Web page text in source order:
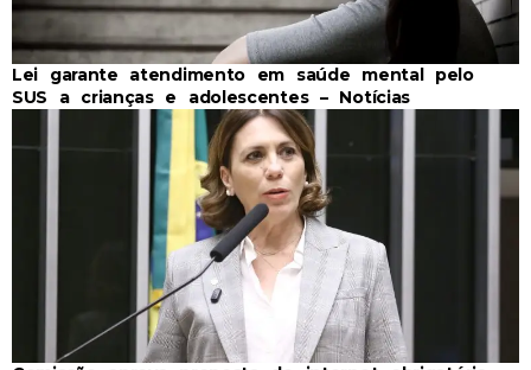
Lei garante atendimento em saúde mental pelo
SUS a crianças e adolescentes – Notícias